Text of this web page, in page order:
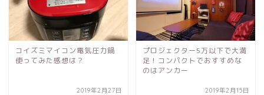
コイズミマイコン電気圧力鍋
使ってみた感想は？
2019年2月27日
プロジェクター5万以下で大満
足！コンパクトでおすすめな
のはアンカー
2019年2月15日